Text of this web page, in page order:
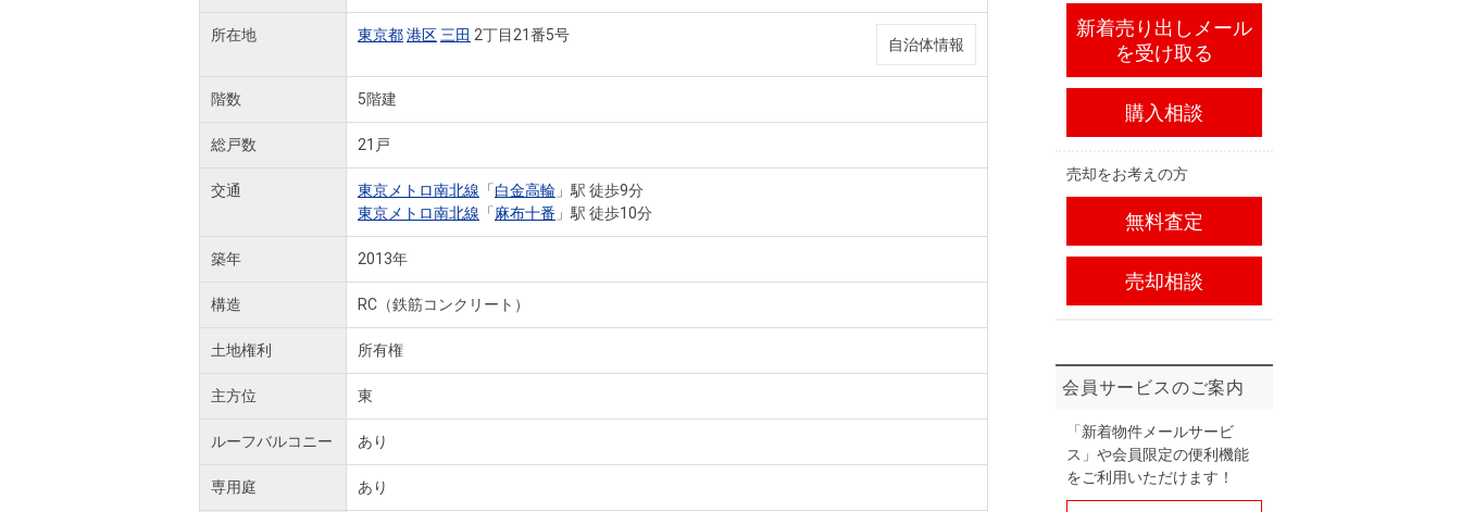
所在地 東京都港区 三田 2丁目21番5号
自治体情報
階数 5階建
総戸数 21戸
交通 東京メトロ南北線 「白金高輪 」駅 徒歩9分
東京メトロ南北線 「麻布十番 」駅 徒歩10分
築年 2013年
構造 RC（鉄筋コンクリート）
土地権利 所有権
主方位 東
ルーフバルコニー あり
専用庭 あり
新着売り出しメール
を受け取る
購入相談
売却をお考えの方
無料査定
売却相談
会員サービスのご案内
「新着物件メールサービ
ス」や会員限定の便利機能
をご利用いただけます！